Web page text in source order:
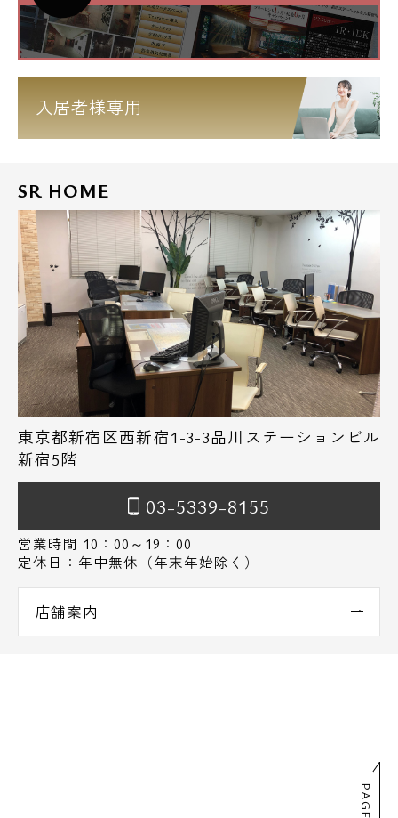
入居者様専用
SR HOME
東京都新宿区西新宿1-3-3品川ステーションビル
新宿5階
03-5339-8155
営業時間 10：00～19：00
定休日：年中無休（年末年始除く）
店舗案内